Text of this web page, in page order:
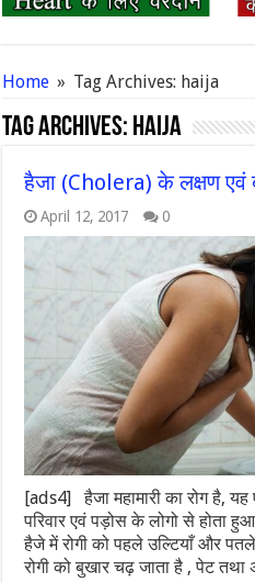
Home » Tag Archives: haija
Tag Archives: haija
हैजा (Cholera) के लक्षण एवं
April 12, 2017 0
[ads4] हैजा महामारी का रोग है,
परिवार एवं पड़ोस के लोगो से होता
हैजे में रोगी को पहले उल्टियाँ और
रोगी को बुखार चढ़ जाता है , पेट